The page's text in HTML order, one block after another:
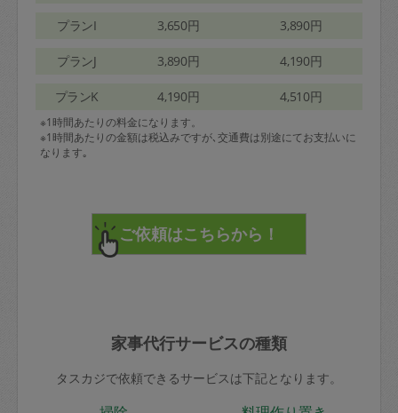
プランI 3,650円 3,890円
プランJ 3,890円 4,190円
プランK 4,190円 4,510円
※1時間あたりの料金になります。
※1時間あたりの金額は税込みですが､交通費は別途にてお支払いに
なります｡
家事代行サービスの種類
タスカジで依頼できるサービスは下記となります。